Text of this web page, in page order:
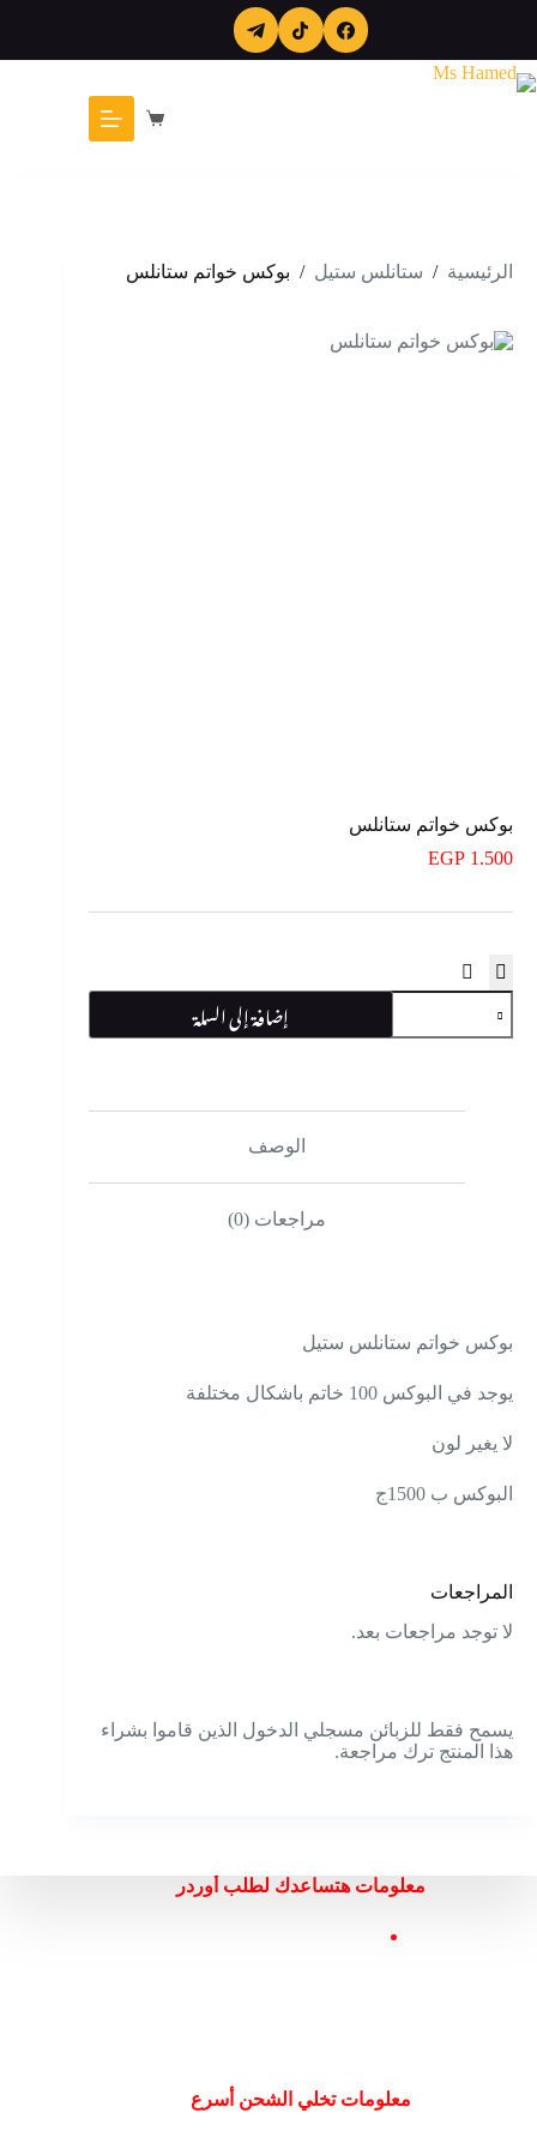
عربة
التسوق
الرئيسية / ستانلس ستيل / بوكس خواتم ستانلس
بوكس خواتم ستانلس
EGP 1.500
كمية
بوكس
خواتم
إضافة إلى السلة
الوصف
مراجعات (0)
بوكس خواتم ستانلس ستيل
يوجد في البوكس 100 خاتم باشكال مختلفة
لا يغير لون
البوكس ب 1500ج
المراجعات
لا توجد مراجعات بعد.
يسمح فقط للزبائن مسجلي الدخول الذين قاموا بشراء
هذا المنتج ترك مراجعة.
معلومات هتساعدك لطلب أوردر
معلومات تخلي الشحن أسرع